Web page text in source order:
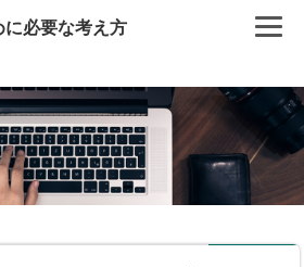
に必要な考え方